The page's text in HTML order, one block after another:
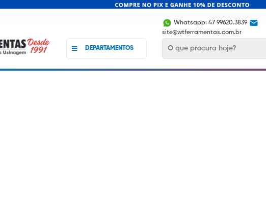
DEPARTAMENTOS
Whatsapp: 47 99620.3839
site@wtferramentas.com.br